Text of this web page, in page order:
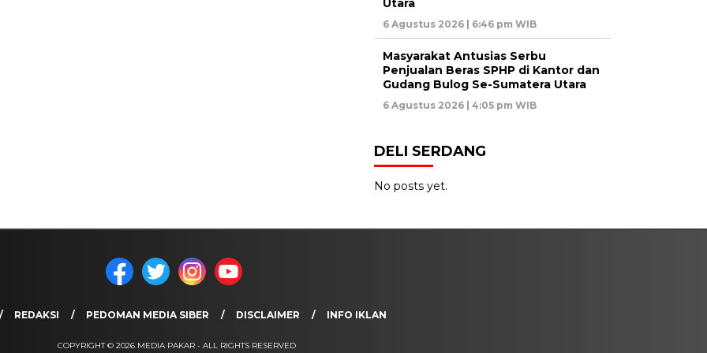
Utara
6 Agustus 2026 | 6:46 pm WIB
Masyarakat Antusias Serbu
Penjualan Beras SPHP di Kantor dan
Gudang Bulog Se-Sumatera Utara
6 Agustus 2026 | 4:05 pm WIB
DELI SERDANG
No posts yet.
REDAKSI PEDOMAN MEDIA SIBER DISCLAIMER INFO IKLAN
COPYRIGHT © 2026 MEDIA PAKAR - ALL RIGHTS RESERVED